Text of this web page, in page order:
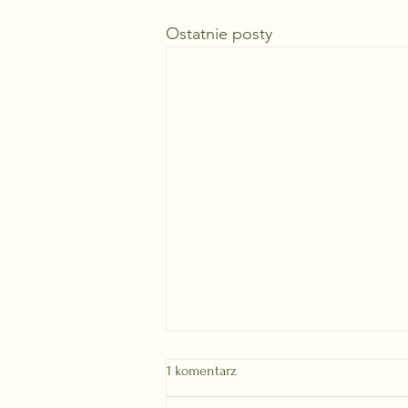
Ostatnie posty
Fotowoltaika z magazynem
energii – czy to się jeszcze
opłaca bez dotacji?
1 komentarz